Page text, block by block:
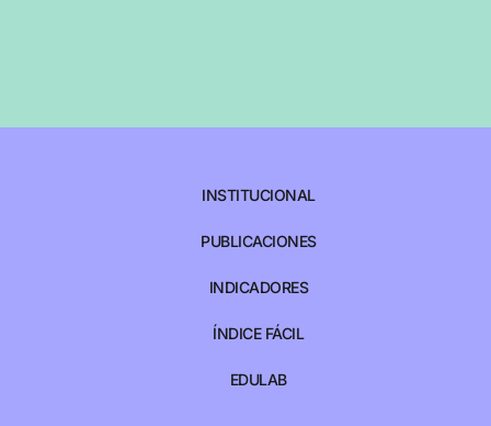
INSTITUCIONAL
PUBLICACIONES
INDICADORES
ÍNDICE FÁCIL
EDULAB